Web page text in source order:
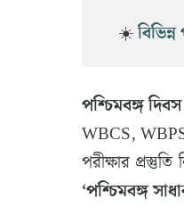
☀️
পশ্চিমবঙ্গ
WBCS,
পরীক্ষার
‘পশ্চিমবঙ্গ